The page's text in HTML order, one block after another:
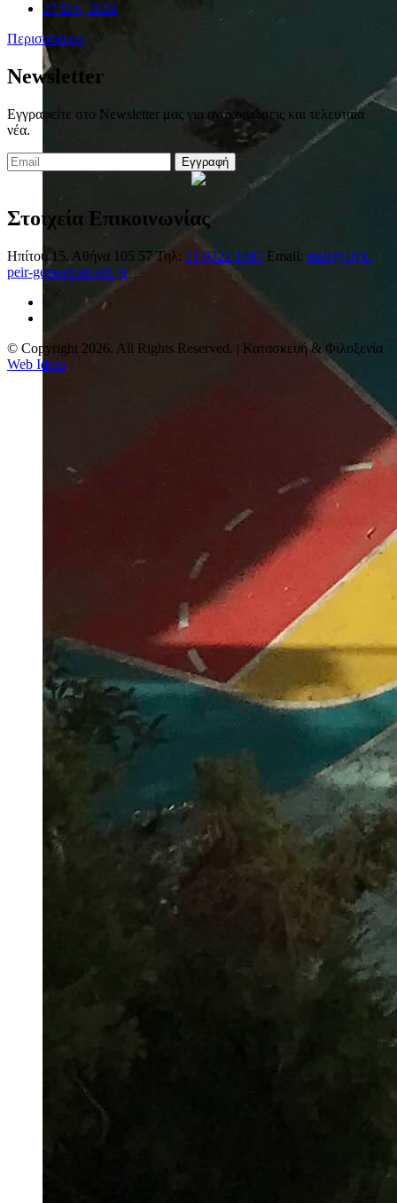
27 Σεπ, 2024
Περισσότερα
Newsletter
Εγγραφείτε στο Newsletter μας για ανακοινώσεις και τελευταία
νέα.
Εγγραφή
Στοιχεία Επικοινωνίας
Ηπίτου 15, Αθήνα 105 57 Τηλ: 21 0322 1687 Email: mail@1lyk-
peir-gennad.att.sch.gr
© Copyright 2026. All Rights Reserved. | Κατασκευή & Φιλοξενία
Web Ideas